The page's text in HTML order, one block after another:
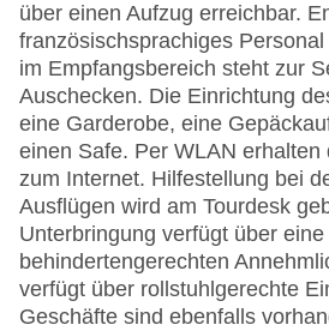
über einen Aufzug erreichbar.
französischsprachiges
im Empfangsbereich steht zur
Auschecken. Die Einrichtung
eine Garderobe, eine
einen Safe. Per WLAN erhalten
zum Internet. Hilfestellung bei
Ausflügen wird am Tourdesk
Unterbringung verfügt über
behindertengerechten
verfügt über rollstuhlgerechte
Geschäfte sind ebenfalls